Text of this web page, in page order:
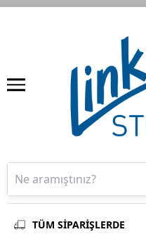
TÜM SİPARİŞLERDE